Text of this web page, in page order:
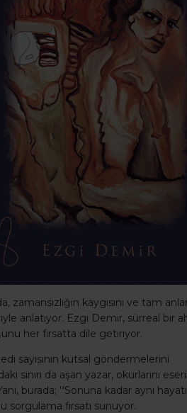
zamansızlığın kaygısını ve tam
anlatıyor. Ezgi Demir, sürreal bir
her fırsatta dile getiriyor.
sayısının kutsal göndermelerini
sınırı da aşan yazar, okurlarını
burada; ''Sonuna kadar aynı hayatı
sorgulama fırsatı sunuyor.